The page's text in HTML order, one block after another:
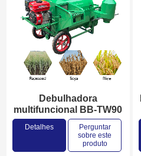
Debulhadora
multifuncional BB-TW90
Detalhes
Perguntar
sobre este
produto